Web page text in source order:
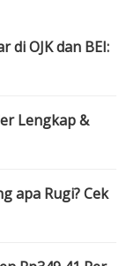
di OJK dan BEI:
Lengkap &
apa Rugi? Cek